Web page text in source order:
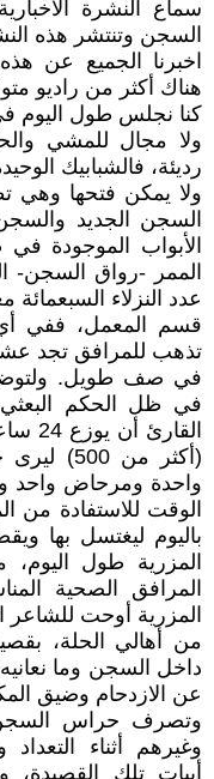
سماع النشرة
السجن وتنتشر هذه
اخبرنا الجميع عن
هناك أكثر من راديو
كنا نجلس طول اليوم
ولا مجال للمشي
ولا يمكن فتحها وهي
السجن الجديد
الأبواب الموجودة
الممر -رواق السجن-
عدد النزلاء
قسم المعمل، ففي
تذهب للمرافق تجد
في صف طويل. ولتوضيح
(أكثر من
واحدة ومرحاض واحد
باليوم ليغتسل بها
المزرية طول
المرافق الصحية
المزرية أوحت للشاعر
من أهالي الحلة،
داخل السجن وما
عن الازدحام وضيق
وتصرف حراس السجن
وغيرهم أثناء
أبيات تلك